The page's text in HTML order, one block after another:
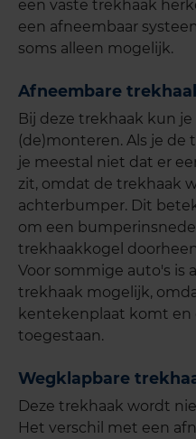
een vaste trekhaak
een afneembaar
soms alleen mogelijk.
Afneembare
Bij deze trekhaak kun
(de)monteren. Als je de
je meestal niet dat er
zit, omdat de trekhaak
achterbumper. Dit
om een
trekhaakkogel
Voor sommige auto's is
trekhaak mogelijk,
kentekenplaat komt
toegestaan.
Wegklapbare
Deze trekhaak wordt
Het verschil met een